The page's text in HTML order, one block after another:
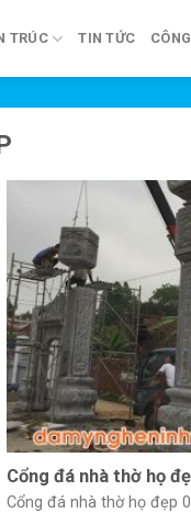
TRÚC TIN TỨC
Cổng đá nhà thờ họ
Cổng đá nhà thờ họ đẹp